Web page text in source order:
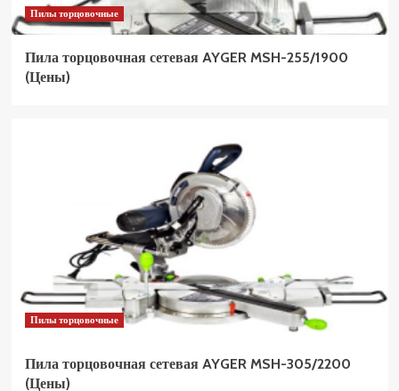
Пилы торцовочные
Пила торцовочная сетевая AYGER MSH-255/1900
(Цены)
Пилы торцовочные
Пила торцовочная сетевая AYGER MSH-305/2200
(Цены)